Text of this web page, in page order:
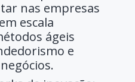
nas empresas
escala
ágeis
e